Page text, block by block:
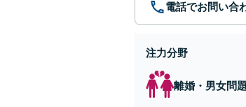
電話でお問い合
注力分野
離婚・男女問題